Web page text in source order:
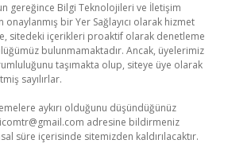
gereğince Bilgi Teknolojileri ve İletişim
onaylanmış bir Yer Sağlayıcı olarak hizmet
sitedeki içerikleri proaktif olarak denetleme
bulunmamaktadır. Ancak, üyelerimiz
taşımakta olup, siteye üye olarak
sayılırlar.
aykırı olduğunu düşündüğünüz
adresine bildirmeniz
süre içerisinde sitemizden kaldırılacaktır.